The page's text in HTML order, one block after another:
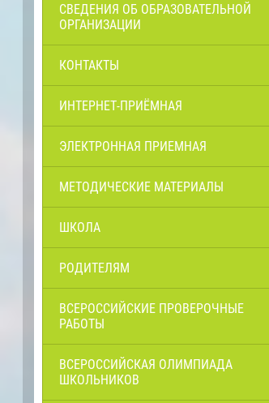
СВЕДЕНИЯ ОБ ОБРАЗОВАТЕЛЬНОЙ
ОРГАНИЗАЦИИ
КОНТАКТЫ
ИНТЕРНЕТ-ПРИЁМНАЯ
ЭЛЕКТРОННАЯ ПРИЕМНАЯ
МЕТОДИЧЕСКИЕ МАТЕРИАЛЫ
ШКОЛА
РОДИТЕЛЯМ
ВСЕРОССИЙСКИЕ ПРОВЕРОЧНЫЕ
РАБОТЫ
ВСЕРОССИЙСКАЯ ОЛИМПИАДА
ШКОЛЬНИКОВ